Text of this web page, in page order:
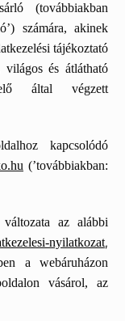
(továbbiakban
számára, akinek
tájékoztató
világos és átlátható
által végzett
kapcsolódó
(’továbbiakban:
az alábbi
nyilatkozat,
a webáruházon
vásárol, az